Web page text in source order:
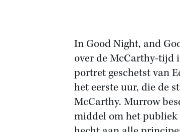
In Good Night, and
over de McCarthy-tijd
portret geschetst van
het eerste uur, die de
McCarthy. Murrow
middel om het